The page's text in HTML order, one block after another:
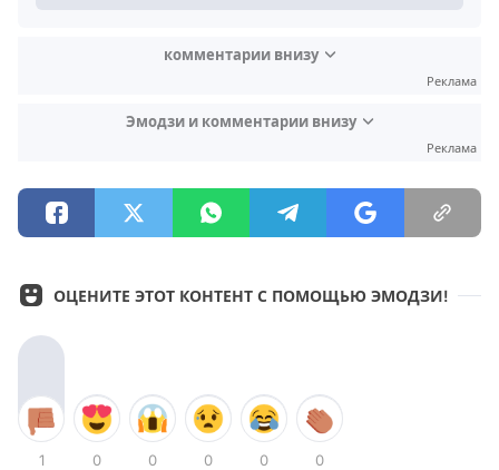
комментарии внизу
Реклама
Эмодзи и комментарии внизу
Реклама
ОЦЕНИТЕ ЭТОТ КОНТЕНТ С ПОМОЩЬЮ ЭМОДЗИ!
1 0 0 0 0 0